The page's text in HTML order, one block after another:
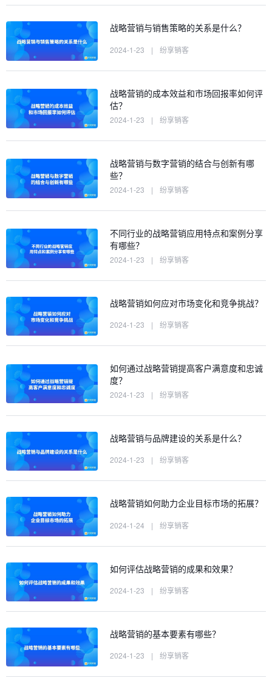
战略营销与销售策略的关系是什么？
2024-1-23 | 纷享销客
战略营销的成本效益和市场回报率如何评
估？
2024-1-23 | 纷享销客
战略营销与数字营销的结合与创新有哪
些？
2024-1-23 | 纷享销客
不同行业的战略营销应用特点和案例分享
有哪些？
2024-1-23 | 纷享销客
战略营销如何应对市场变化和竞争挑战？
2024-1-23 | 纷享销客
如何通过战略营销提高客户满意度和忠诚
度？
2024-1-23 | 纷享销客
战略营销与品牌建设的关系是什么？
2024-1-23 | 纷享销客
战略营销如何助力企业目标市场的拓展？
2024-1-24 | 纷享销客
如何评估战略营销的成果和效果？
2024-1-23 | 纷享销客
战略营销的基本要素有哪些？
2024-1-23 | 纷享销客